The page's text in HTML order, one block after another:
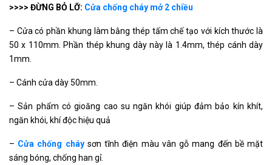
>>>> ĐỪNG BỎ LỠ: Cửa chống cháy mở 2 chiều
– Cửa có phần khung làm bằng thép tấm chế tạo với kích thước là
50 x 110mm. Phần thép khung dày này là 1.4mm, thép cánh dày
1mm.
– Cánh cửa dày 50mm.
– Sản phẩm có gioăng cao su ngăn khói giúp đảm bảo kín khít,
ngăn khói, khí độc hiệu quả
– Cửa chống cháysơn tĩnh điện màu vân gỗ mang đến bề mặt
sáng bóng, chống han gỉ.